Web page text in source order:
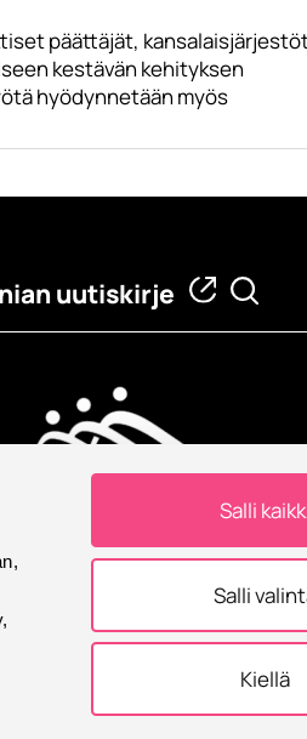
Salli
Salli
Kiellä
päättäjät,
kestävän kehityksen
hyödynnetään myös
uutiskirje
Eurooppalainen yliopisto
Eurooppalainen yliopisto -
allianssissa.